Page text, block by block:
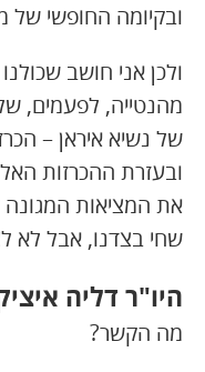
ובקיומה החופשי של
ולכן אני חושב
מהנטייה, לפעמים,
של נשיא איראן –
ובעזרת ההכרזות
את המציאות
שחי בצדנו, אבל לא
היו"ר דליה
מה הקשר?